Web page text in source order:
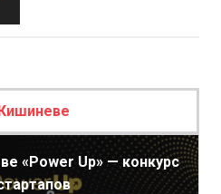
«Power Up» — конкурс